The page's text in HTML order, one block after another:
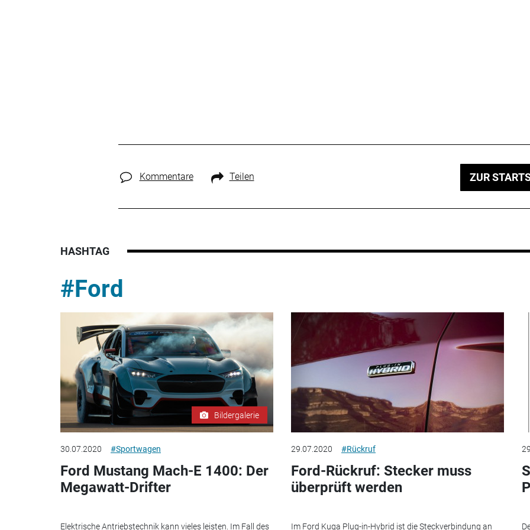
Kommentare Teilen ZUR
HASHTAG
#Ford
Bildergalerie
30.07.2020 #Sportwagen
Ford Mustang Mach-E 1400: Der
Megawatt-Drifter
Elektrische Antriebstechnik kann vieles leisten. Im Fall des
29.07.2020 #Rückruf
Ford-Rückruf: Stecker muss
überprüft werden
Im Ford Kuga Plug-in-Hybrid ist die Steckverbindung an